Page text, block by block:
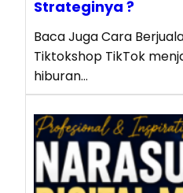
Strateginya ?
Baca Juga Cara
Tiktokshop TikTok
hiburan…